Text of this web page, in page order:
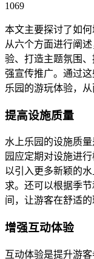
1069
本文主要探讨了如
从六个方面进行阐
验、打造主题氛围
强宣传推广。通过
乐园的游玩体验，从
提高设施质量
水上乐园的设施质
园应定期对设施进
以引入更多新颖的
求。还可以根据季
间，让游客在舒适的
增强互动体验
互动体验是提升游